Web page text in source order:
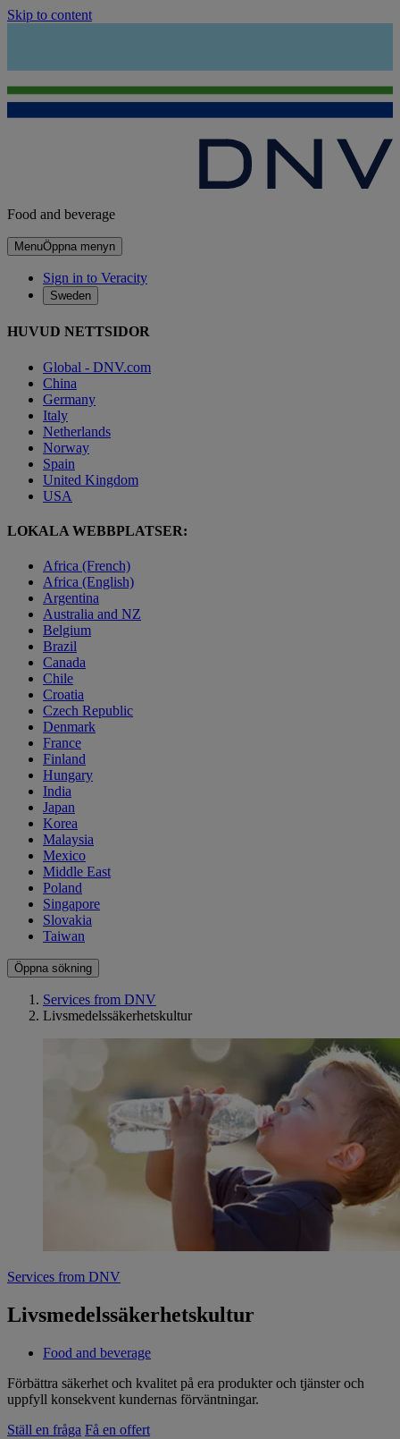
Skip to content
Food and beverage
MenuÖppna menyn
Sign in to Veracity
Sweden
HUVUD NETTSIDOR
Global - DNV.com
China
Germany
Italy
Netherlands
Norway
Spain
United Kingdom
USA
LOKALA WEBBPLATSER:
Africa (French)
Africa (English)
Argentina
Australia and NZ
Belgium
Brazil
Canada
Chile
Croatia
Czech Republic
Denmark
France
Finland
Hungary
India
Japan
Korea
Malaysia
Mexico
Middle East
Poland
Singapore
Slovakia
Taiwan
Öppna sökning
Services from DNV
Livsmedelssäkerhetskultur
Services from DNV
Livsmedelssäkerhetskultur
Food and beverage
Förbättra säkerhet och kvalitet på era produkter och tjänster och
uppfyll konsekvent kundernas förväntningar.
Ställ en fråga Få en offert